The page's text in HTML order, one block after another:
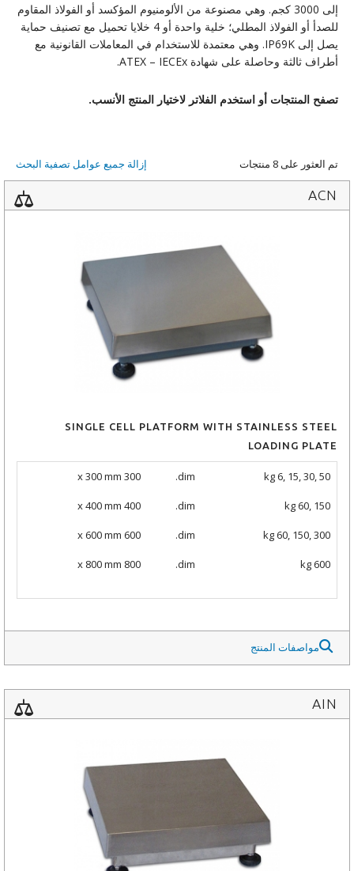
إلى 3000 كجم. وهي مصنوعة من الألومنيوم المؤكسد أو الفولاذ المقاوم
للصدأ أو الفولاذ المطلي؛ خلية واحدة أو 4 خلايا تحميل مع تصنيف حماية
يصل إلى IP69K. وهي معتمدة للاستخدام في المعاملات القانونية مع
أطراف ثالثة وحاصلة على شهادة ATEX – IECEx.
تصفح المنتجات أو استخدم الفلاتر لاختيار المنتج الأنسب.
تم العثور على 8 منتجات إزالة جميع عوامل تصفية البحث
ACN
SINGLE CELL PLATFORM WITH STAINLESS STEEL
LOADING PLATE
kg 6, 15, 30, 50
dim.
300 x 300 mm
kg 60, 150
dim.
400 x 400 mm
kg 60, 150, 300
dim.
600 x 600 mm
kg 600
dim.
800 x 800 mm
مواصفات المنتج
AIN